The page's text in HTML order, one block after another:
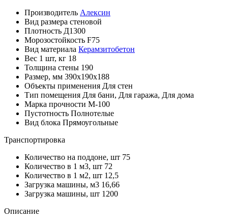
Производитель Алексин
Вид размера стеновой
Плотность Д1300
Морозостойкость F75
Вид материала Керамзитобетон
Вес 1 шт, кг 18
Толщина стены 190
Размер, мм 390х190х188
Объекты применения Для стен
Тип помещения Для бани, Для гаража, Для дома
Марка прочности М-100
Пустотность Полнотелые
Вид блока Прямоугольные
Транспортировка
Количество на поддоне, шт 75
Количество в 1 м3, шт 72
Количество в 1 м2, шт 12,5
Загрузка машины, м3 16,66
Загрузка машины, шт 1200
Описание